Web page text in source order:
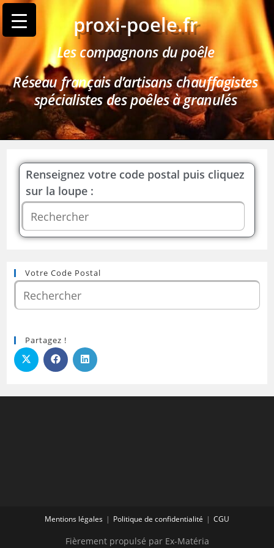
proxi-poele.fr
Les compagnons du poêle
Réseau français d’artisans chauffagistes
spécialistes des poêles à granulés
Renseignez votre code postal puis cliquez
sur la loupe :
Votre Code Postal
Partagez !
Mentions légales Politique de confidentialité CGU
Fièrement propulsé par Ex-Matéria